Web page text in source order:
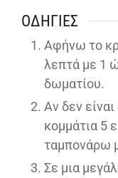
ΟΔΗΓΊΕΣ
Αφήνω το
λεπτά με 1
δωματίου.
Αν δεν
κομμάτια 5
ταμπονάρω
Σε μια